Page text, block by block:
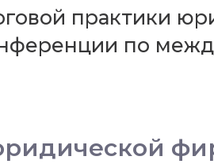
практики
по